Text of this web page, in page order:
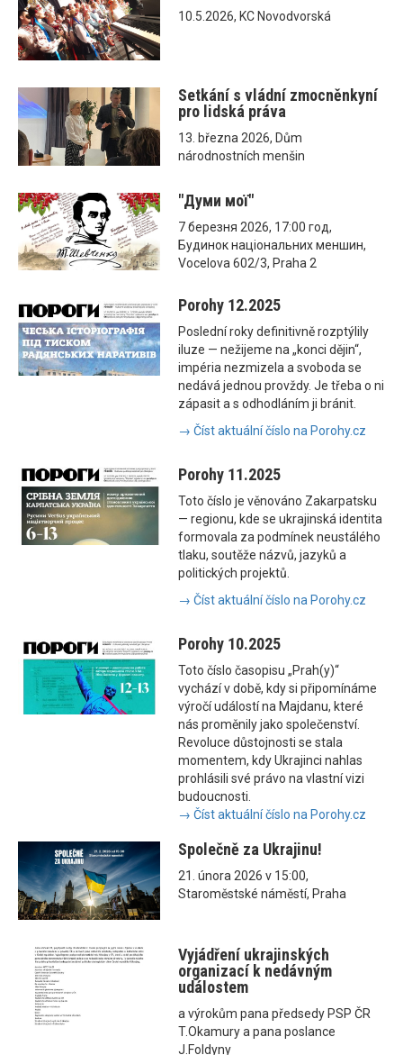
10.5.2026, KC Novodvorská
Setkání s vládní zmocněnkyní
pro lidská práva
13. března 2026, Dům
národnostních menšin
"Думи мої"
7 березня 2026, 17:00 год,
Будинок національних меншин,
Vocelova 602/3, Praha 2
Porohy 12.2025
Poslední roky definitivně rozptýlily
iluze — nežijeme na „konci dějin“,
impéria nezmizela a svoboda se
nedává jednou provždy. Je třeba o ni
zápasit a s odhodláním ji bránit.
→ Číst aktuální číslo na Porohy.cz
Porohy 11.2025
Toto číslo je věnováno Zakarpatsku
— regionu, kde se ukrajinská identita
formovala za podmínek neustálého
tlaku, soutěže názvů, jazyků a
politických projektů.
→ Číst aktuální číslo na Porohy.cz
Porohy 10.2025
Toto číslo časopisu „Prah(y)“
vychází v době, kdy si připomínáme
výročí událostí na Majdanu, které
nás proměnily jako společenství.
Revoluce důstojnosti se stala
momentem, kdy Ukrajinci nahlas
prohlásili své právo na vlastní vizi
budoucnosti.
→ Číst aktuální číslo na Porohy.cz
Společně za Ukrajinu!
21. února 2026 v 15:00,
Staroměstské náměstí, Praha
Vyjádření ukrajinských
organizací k nedávným
událostem
a výrokům pana předsedy PSP ČR
T.Okamury a pana poslance
J.Foldyny